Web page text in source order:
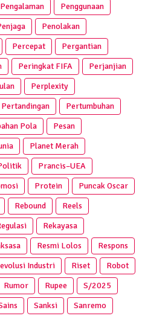
Pengalaman
Penggunaan
Penolakan
Percepat
Pergantian
Peringkat FIFA
Perjanjian
Perplexity
Pertandingan
Pertumbuhan
Pola
Pesan
Planet Merah
Prancis–UEA
Protein
Puncak Oscar
Rebound
Reels
Rekayasa
Resmi Lolos
Respons
Industri Riset
Robot
Rumor Rupee
S/2025
Sanksi
Sanremo